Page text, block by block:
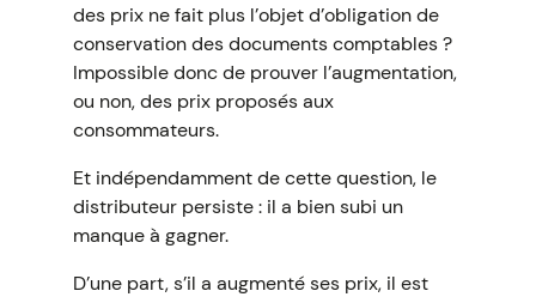
des prix ne fait plus l’objet d’obligation de
conservation des documents comptables ?
Impossible donc de prouver l’augmentation,
ou non, des prix proposés aux
consommateurs.
Et indépendamment de cette question, le
distributeur persiste : il a bien subi un
manque à gagner.
D’une part, s’il a augmenté ses prix, il est